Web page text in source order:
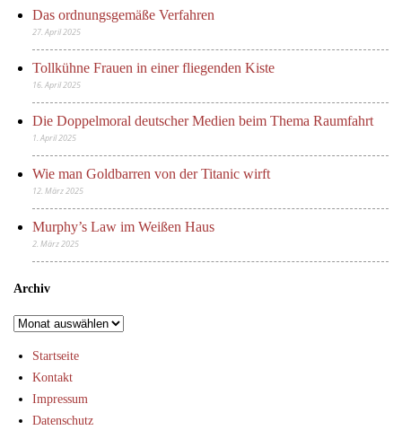
Das ordnungsgemäße Verfahren
27. April 2025
Tollkühne Frauen in einer fliegenden Kiste
16. April 2025
Die Doppelmoral deutscher Medien beim Thema Raumfahrt
1. April 2025
Wie man Goldbarren von der Titanic wirft
12. März 2025
Murphy’s Law im Weißen Haus
2. März 2025
Archiv
Archiv
Startseite
Kontakt
Impressum
Datenschutz